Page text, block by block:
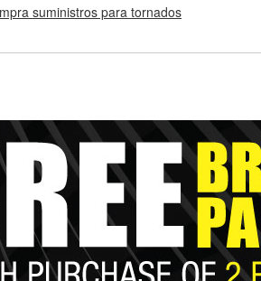
suministros para tornados